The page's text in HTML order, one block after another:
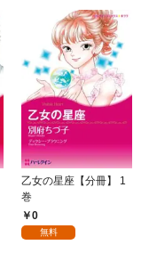
乙女の星座【分冊】 1
巻
0
無料